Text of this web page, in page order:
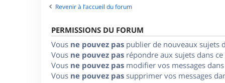
Revenir à l’accueil du forum
PERMISSIONS DU FORUM
Vous ne pouvez pas publier de nouveaux sujets
Vous ne pouvez pas répondre aux sujets dans
Vous ne pouvez pas modifier vos messages
Vous ne pouvez pas supprimer vos messages